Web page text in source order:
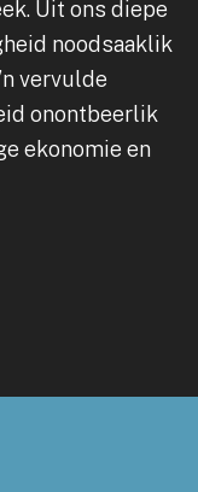
Uit ons diepe
noodsaaklik
vervulde
onontbeerlik
ekonomie en